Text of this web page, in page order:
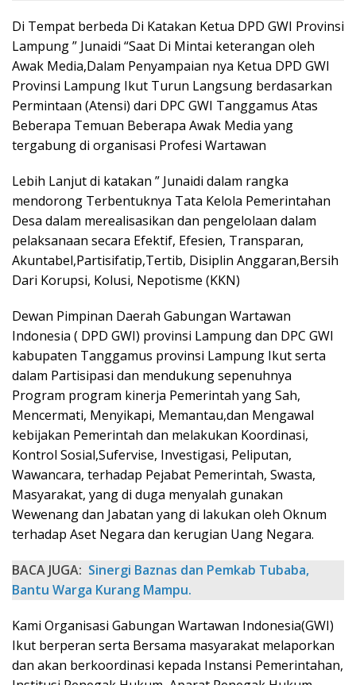
Di Tempat berbeda Di Katakan Ketua DPD GWI Provinsi
Lampung ” Junaidi “Saat Di Mintai keterangan oleh
Awak Media,Dalam Penyampaian nya Ketua DPD GWI
Provinsi Lampung Ikut Turun Langsung berdasarkan
Permintaan (Atensi) dari DPC GWI Tanggamus Atas
Beberapa Temuan Beberapa Awak Media yang
tergabung di organisasi Profesi Wartawan
Lebih Lanjut di katakan ” Junaidi dalam rangka
mendorong Terbentuknya Tata Kelola Pemerintahan
Desa dalam merealisasikan dan pengelolaan dalam
pelaksanaan secara Efektif, Efesien, Transparan,
Akuntabel,Partisifatip,Tertib, Disiplin Anggaran,Bersih
Dari Korupsi, Kolusi, Nepotisme (KKN)
Dewan Pimpinan Daerah Gabungan Wartawan
Indonesia ( DPD GWI) provinsi Lampung dan DPC GWI
kabupaten Tanggamus provinsi Lampung Ikut serta
dalam Partisipasi dan mendukung sepenuhnya
Program program kinerja Pemerintah yang Sah,
Mencermati, Menyikapi, Memantau,dan Mengawal
kebijakan Pemerintah dan melakukan Koordinasi,
Kontrol Sosial,Sufervise, Investigasi, Peliputan,
Wawancara, terhadap Pejabat Pemerintah, Swasta,
Masyarakat, yang di duga menyalah gunakan
Wewenang dan Jabatan yang di lakukan oleh Oknum
terhadap Aset Negara dan kerugian Uang Negara.
BACA JUGA: Sinergi Baznas dan Pemkab Tubaba,
Bantu Warga Kurang Mampu.
Kami Organisasi Gabungan Wartawan Indonesia(GWI)
Ikut berperan serta Bersama masyarakat melaporkan
dan akan berkoordinasi kepada Instansi Pemerintahan,